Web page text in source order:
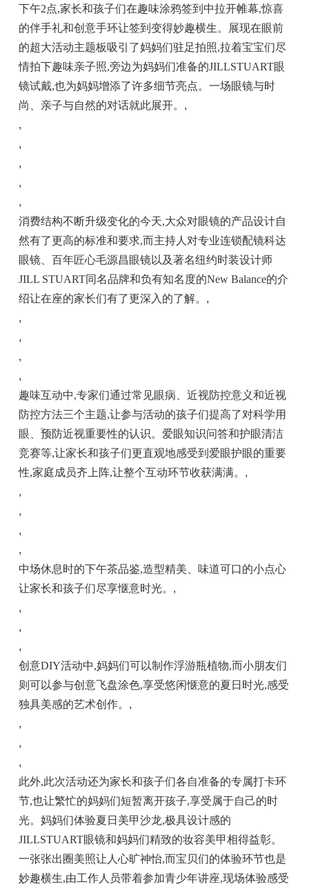
下午2点,家长和孩子们在趣味涂鸦签到中拉开帷幕,惊喜
的伴手礼和创意手环让签到变得妙趣横生。展现在眼前
的超大活动主题板吸引了妈妈们驻足拍照,拉着宝宝们尽
情拍下趣味亲子照,旁边为妈妈们准备的JILLSTUART眼
镜试戴,也为妈妈增添了许多细节亮点。一场眼镜与时
尚、亲子与自然的对话就此展开。 ,
,
,
,
,
,
消费结构不断升级变化的今天,大众对眼镜的产品设计自
然有了更高的标准和要求,而主持人对专业连锁配镜科达
眼镜、百年匠心毛源昌眼镜以及著名纽约时装设计师
JILL STUART同名品牌和负有知名度的New Balance的介
绍让在座的家长们有了更深入的了解。 ,
,
,
,
,
趣味互动中,专家们通过常见眼病、近视防控意义和近视
防控方法三个主题,让参与活动的孩子们提高了对科学用
眼、预防近视重要性的认识。爱眼知识问答和护眼清洁
竞赛等,让家长和孩子们更直观地感受到爱眼护眼的重要
性,家庭成员齐上阵,让整个互动环节收获满满。 ,
,
,
,
,
中场休息时的下午茶品鉴,造型精美、味道可口的小点心
让家长和孩子们尽享惬意时光。 ,
,
,
,
创意DIY活动中,妈妈们可以制作浮游瓶植物,而小朋友们
则可以参与创意飞盘涂色,享受悠闲惬意的夏日时光,感受
独具美感的艺术创作。 ,
,
,
,
此外,此次活动还为家长和孩子们各自准备的专属打卡环
节,也让繁忙的妈妈们短暂离开孩子,享受属于自己的时
光。妈妈们体验夏日美甲沙龙,极具设计感的
JILLSTUART眼镜和妈妈们精致的妆容美甲相得益彰。
一张张出圈美照让人心旷神怡,而宝贝们的体验环节也是
妙趣横生,由工作人员带着参加青少年讲座,现场体验感受